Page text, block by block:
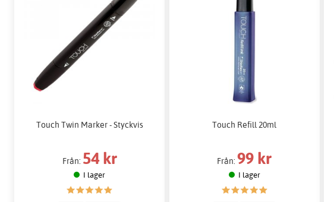
Touch Twin Marker - Styckvis
Från: 54 kr
I lager
Touch Refill 20ml
Från: 99 kr
I lager